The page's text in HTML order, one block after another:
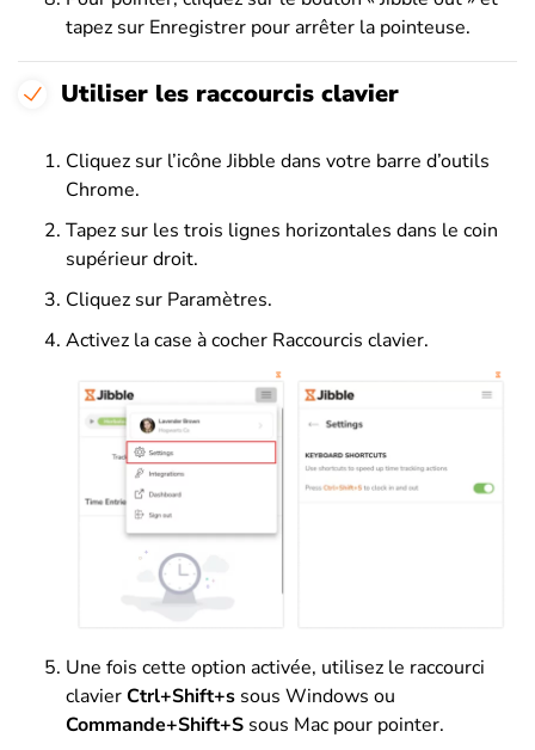
tapez sur Enregistrer pour arrêter la pointeuse.
Utiliser les raccourcis clavier
Cliquez sur l’icône Jibble dans votre barre d’outils
Chrome.
Tapez sur les trois lignes horizontales dans le coin
supérieur droit.
Cliquez sur Paramètres.
Activez la case à cocher Raccourcis clavier.
Une fois cette option activée, utilisez le raccourci
clavierCtrl+Shift+s sous Windows ou
Commande+Shift+S sous Mac pour pointer.